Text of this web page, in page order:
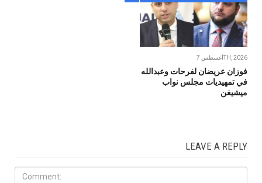
أغسطس 7TH, 2026
فوزان عريضان لفرحات وعبدالله
في تمهيديات مجلس نواب
ميشيغن
LEAVE A REPLY